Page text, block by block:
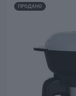
ПРОДАНО